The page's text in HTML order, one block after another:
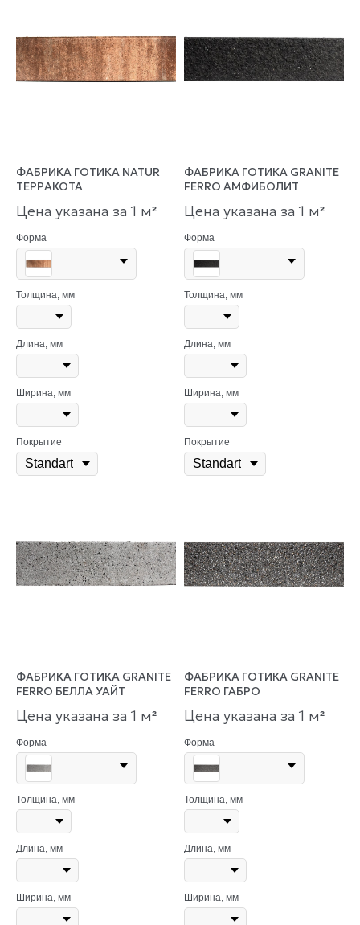
ФАБРИКА ГОТИКА NATUR
ТЕРРАКОТА
Цена указана за 1 м²
Форма
Толщина, мм
Длина, мм
Ширина, мм
Покрытие
ФАБРИКА ГОТИКА GRANITE
FERRO АМФИБОЛИТ
Цена указана за 1 м²
Форма
Толщина, мм
Длина, мм
Ширина, мм
Покрытие
ФАБРИКА ГОТИКА GRANITE
FERRO БЕЛЛА УАЙТ
Цена указана за 1 м²
Форма
Толщина, мм
Длина, мм
Ширина, мм
ФАБРИКА ГОТИКА GRANITE
FERRO ГАБРО
Цена указана за 1 м²
Форма
Толщина, мм
Длина, мм
Ширина, мм